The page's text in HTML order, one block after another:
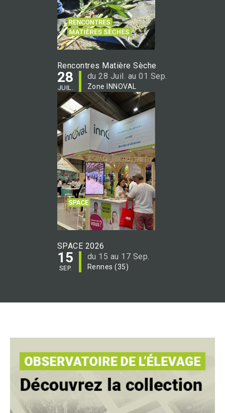
Rencontres Matière Sèche
28
JUIL.
du 28 Juil. au 01 Sep.
Zone INNOVAL
SPACE 2026
15
SEP.
du 15 au 17 Sep.
Rennes (35)